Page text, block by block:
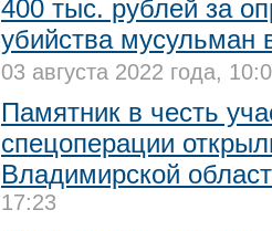
400 тыс. рублей за
убийства мусульман
03 августа 2022 года,
Памятник в честь
спецоперации
Владимирской
17:23